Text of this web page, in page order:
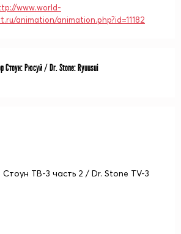
www.world-
animation/animation.php?id=11182
Стоун: Рюсуй / Dr. Stone: Ryuusui
ТВ-3 часть 2 / Dr. Stone TV-3